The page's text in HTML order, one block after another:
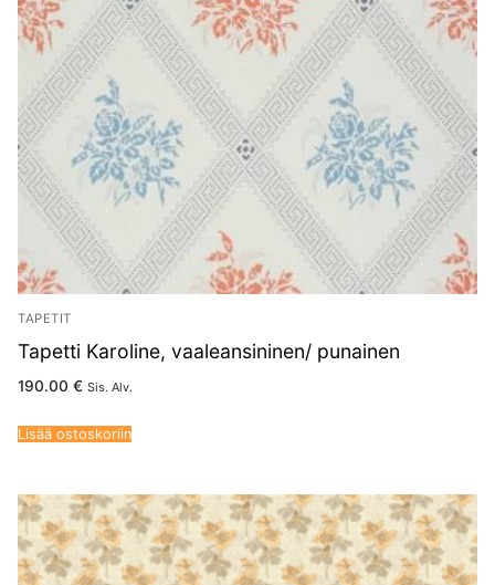
TAPETIT
Tapetti Karoline, vaaleansininen/ punainen
190.00 € Sis. Alv.
Lisää ostoskoriin